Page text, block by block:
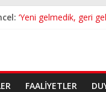
‘Yeni gelmedik, geri
Son Mühür – Canlı
FAALIYETLER